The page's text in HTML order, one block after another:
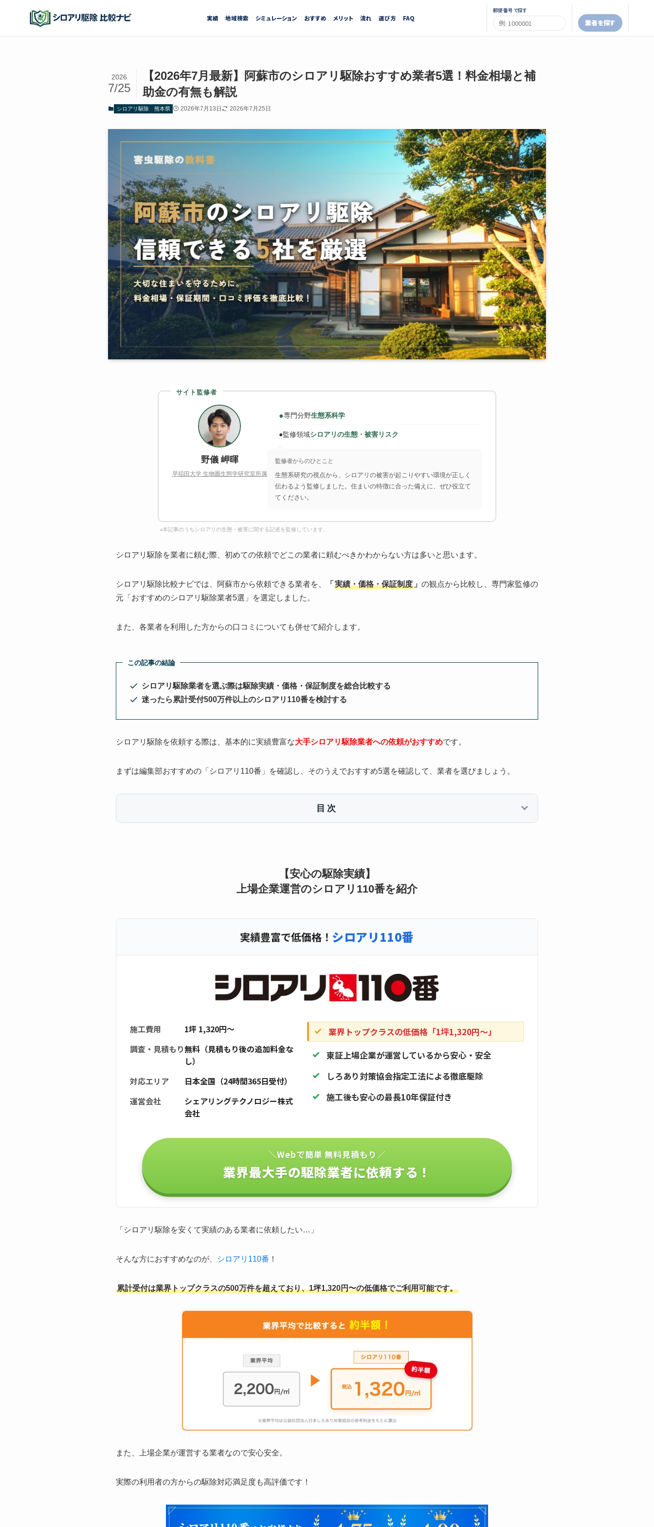
実績 地域検索 シミュレーション おすすめ メリット 流れ 選び方 FAQ
郵便番号で探す
業者を探す
【2026年7月最新】阿蘇市のシロアリ駆除おすすめ業者5選！料金相場と補
助金の有無も解説
2026
7/25
シロアリ駆除 熊本県 2026年7月13日 2026年7月25日
サイト監修者
野儀 岬暉
早稲田大学 生物圏生態学研究室所属
●専門分野生態系科学
●監修領域シロアリの生態・被害リスク
監修者からのひとこと
生態系研究の視点から、シロアリの被害が起こりやすい環境が正しく
伝わるよう監修しました。住まいの特徴に合った備えに、ぜひ役立て
てください。
※本記事のうちシロアリの生態・被害に関する記述を監修しています。
シロアリ駆除を業者に頼む際、初めての依頼でどこの業者に頼むべきかわからない方は多いと思います。
シロアリ駆除比較ナビでは、阿蘇市から依頼できる業者を、 「 実績・価格・保証制度 」 の観点から比較し、専門家監修の
元「おすすめのシロアリ駆除業者5選」を選定しました。
また、各業者を利用した方からの口コミについても併せて紹介します。
この記事の結論
シロアリ駆除業者を選ぶ際は駆除実績・価格・保証制度を総合比較する
迷ったら累計受付500万件以上のシロアリ110番を検討する
シロアリ駆除を依頼する際は、基本的に実績豊富な大手シロアリ駆除業者への依頼がおすすめです。
まずは編集部おすすめの「シロアリ110番」を確認し、そのうえでおすすめ5選を確認して、業者を選びましょう。
目次
【安心の駆除実績】
上場企業運営のシロアリ110番を紹介
実績豊富で低価格！ シロアリ110番
施工費用
1坪 1,320円〜
調査・見積もり無料（見積もり後の追加料金な
し）
対応エリア
日本全国（24時間365日受付）
運営会社
シェアリングテクノロジー株式
会社
業界トップクラスの低価格「1坪1,320円〜」
東証上場企業が運営しているから安心・安全
しろあり対策協会指定工法による徹底駆除
施工後も安心の最長10年保証付き
＼Webで簡単 無料見積もり／
業界最大手の駆除業者に依頼する！
「シロアリ駆除を安くて実績のある業者に依頼したい…」
そんな方におすすめなのが、 シロアリ110番 ！
累計受付は業界トップクラスの500万件を超えており、1坪1,320円〜の低価格でご利用可能です。
また、上場企業が運営する業者なので安心安全。
実際の利用者の方からの駆除対応満足度も高評価です！